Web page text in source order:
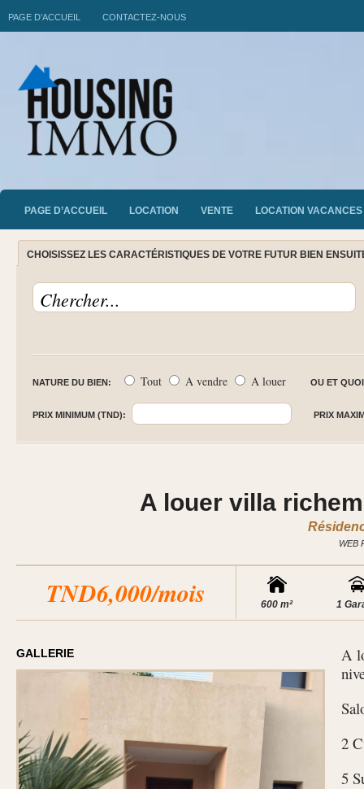
PAGE D’ACCUEIL CONTACTEZ-NOUS
PAGE D’ACCUEIL LOCATION VENTE LOCATION VACANCES
CHOISISSEZ LES CARACTÉRISTIQUES DE VOTRE FUTUR BIEN
NATURE DU BIEN: Tout A vendre A louer OU ET
PRIX MINIMUM (TND): PRIX
A louer villa
WEB
TND6,000/mois 600 m² 1
GALLERIE
A
2
5